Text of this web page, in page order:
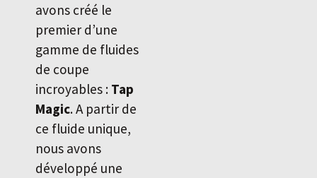
avons créé le
premier d’une
gamme de fluides
de coupe
incroyables : Tap
Magic. A partir de
ce fluide unique,
nous avons
développé une